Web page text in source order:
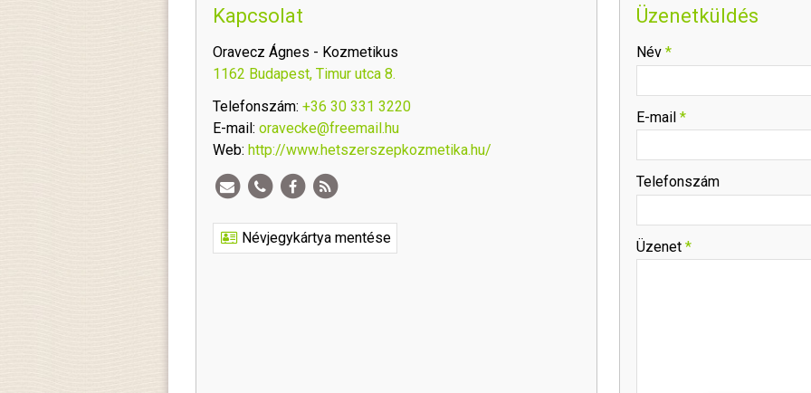
Kapcsolat
Oravecz Ágnes - Kozmetikus
1162 Budapest, Timur utca 8.
Telefonszám: +36 30 331 3220
E-mail: oravecke@freemail.hu
Web: http://www.hetszerszepkozmetika.hu/
Névjegykártya mentése
Üzenetküldés
-
Név *
E-mail *
Telefonszám
Üzenet *